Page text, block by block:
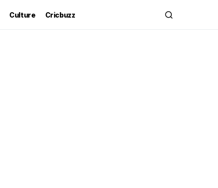
Culture Cricbuzz